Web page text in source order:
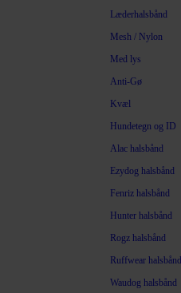
Læderhalsbånd
Mesh / Nylon
Med lys
Anti-Gø
Kvæl
Hundetegn og ID
Alac halsbånd
Ezydog halsbånd
Fenriz halsbånd
Hunter halsbånd
Rogz halsbånd
Ruffwear halsbånd
Waudog halsbånd